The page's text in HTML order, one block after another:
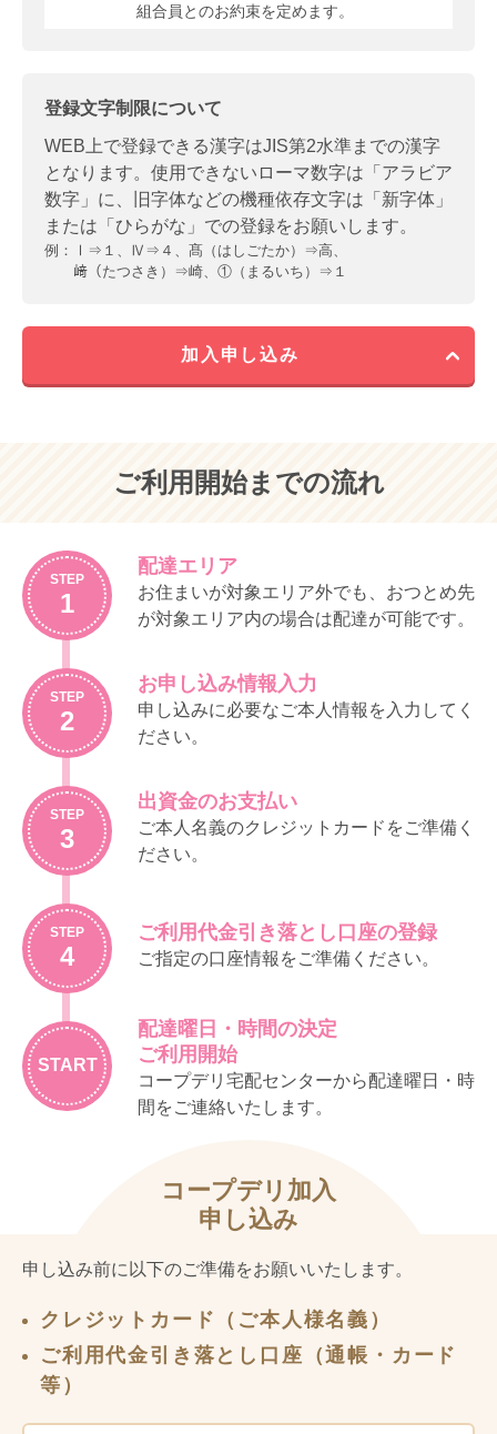
当生協が提供する店舗・共済・その他の
「利用のご案内」、当生協の規程および
個別の申込書等によるものとします。
（サービス内容）
第２条
コープデリ宅配では、利用者（次条によ
り利用登録を行った利用名義者）に対し
て、事前に注文いただいた商品を配達し
ます。
か、当生協が提供する次の事項のために
宅配事業の仕組みを利用することができ
関する資料をお届けします）
災害、極度の悪天候、事故、戦争・地域
紛争、テロ、感染症、停電、その他当生
協に基づかない事由により宅配事業のサ
ービスの全部又は一部の提供を停止する
た商品の提供に関わる部分を除き、サー
ビスの提供の停止について、生協は責任
を負わないものとします。
第３条
組合員は、生協の定めにしたがって利用
登録を行うことで、前条に定める宅配事
業のサービスを利用することができま
います）の引落しに利用する銀行等金融
機関の口座の登録が必要です。登録口座
として、本人以外の口座を登録する場合
らの異議については、利用者が責任をも
って対応することとします。
未成年者が宅配事業の利用を希望する場
合は、当生協が定める利用限度額の範囲
の購入についても、法律が禁止する場合
を除き、法定代理人の同意を得ているも
のとみなします。また、高齢者が宅配事
意見をお聞きするなどして、宅配事業の
検討させていただく場合があります。
前項の規定にかかわらず、次の場合には
利用登録をお断りすることがあります。
金等の支払いを怠ったことがある場合
組合員とのお約束を定めます。
第２条
ウイークリーコープの利用に際しては、
利用代金・手数料等の振替口座を登録し
ていただくものとします。
振替口座登録にあたっては、口座名義人
の承諾を得るものとします。この場合、
名義人からの異議については、利用登録
す。
利用者は所定の WEB ページにメールアド
レス、パスワード等の必要事項を入力
規程のほか、「コープデリｅフレンズ利
用規程」の定めるところによります。
第３条
生協は、利用者（前条により利用登録を
行った利用名義者）に対して、基本的に
週 1 回、商品カタログ及び注文書（以
達します。
利用者は、前項に定めるサービスのほ
か、次の事項のために宅配事業の仕組み
①各種サービス事業に関する紹介依頼
（生協は依頼を受けたサービス事業に
関する資料をお届けします）
③募金（生協は商品の代金とともに募金
額を預かり、あらかじめご案内した募
前項の②及び③に係る金銭の収受につい
ては、本規程の第１２条以下の定めると
ころによります。
生協は、年末など特殊な時期に関し別途
ご案内した場合を除き、基本的に毎週、
品カタログ等をお届けします。ただし、
８週連続でご注文をいただけなかった場
合、生協は商品カタログ等のお届けを停
利用者は、別途の登録により WEB 注文シ
ステムを利用することができます。前項
により商品カタログ等のお届けが停止さ
れている場合でも、WEB 注文システムの
（商品の注文）
登録文字制限について
WEB上で登録できる漢字はJIS第2水準までの漢字
となります。使用できないローマ数字は「アラビア
数字」に、旧字体などの機種依存文字は「新字体」
または「ひらがな」での登録をお願いします。
例：
Ⅰ⇒１、Ⅳ⇒４、髙（はしごたか）⇒高、
﨑（たつさき）⇒崎、①（まるいち）⇒１
加入申し込み
ご利用開始までの流れ
STEP
1
配達エリア
お住まいが対象エリア外でも、おつとめ先
が対象エリア内の場合は配達が可能です。
STEP
2
お申し込み情報入力
申し込みに必要なご本人情報を入力してく
ださい。
STEP
3
出資金のお支払い
ご本人名義のクレジットカードをご準備く
ださい。
STEP
4
ご利用代金引き落とし口座の登録
ご指定の口座情報をご準備ください。
START
配達曜日・時間の決定
ご利用開始
コープデリ宅配センターから配達曜日・時
間をご連絡いたします。
コープデリ加入
申し込み
申し込み前に以下のご準備をお願いいたします。
クレジットカード（ご本人様名義）
ご利用代金引き落とし口座（通帳・カード
等）